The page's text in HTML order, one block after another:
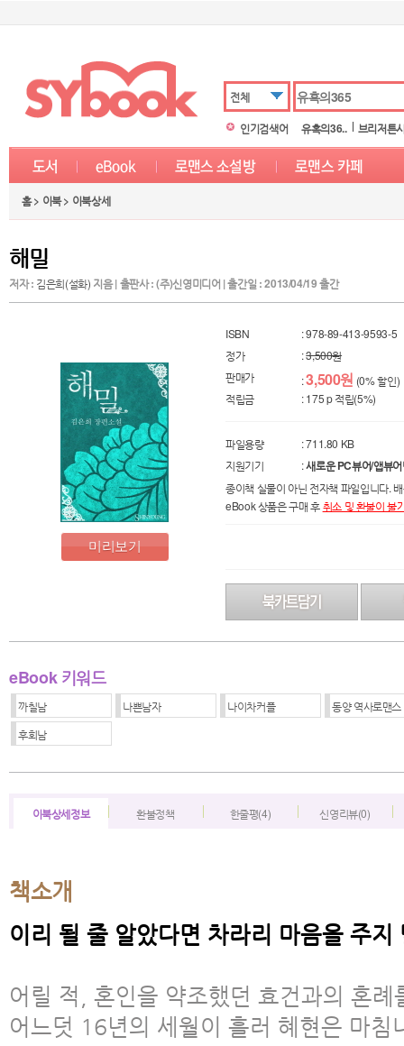
전체
인기검색어
유혹의36.. 브리저튼
홈 > 이북 > 이북상세
해밀
저자 : 김은희(설화) 지음 | 출판사 : (주)신영미디어 | 출간일 : 2013/04/19 출간
미리보기
ISBN
: 978-89-413-9593-5
정가
:3,500원
판매가
:3,500원 (0% 할인)
적립금
: 175 p 적립(5%)
파일용량
: 711.80 KB
지원기기
:새로운 PC뷰어/앱뷰
종이책 실물이 아닌 전자책 파일입니다.
eBook 상품은 구매 후취소 및 환불이 불
eBook 키워드
까칠남 나쁜남자 나이차커플
동양 역사로맨스
후회남
이북상세정보 환불정책 한줄평(4) 신영리뷰(0)
책소개
이리 될 줄 알았다면 차라리 마음을 주
어릴 적, 혼인을 약조했던 효건과의 혼
어느덧 16년의 세월이 흘러 혜현은 마침